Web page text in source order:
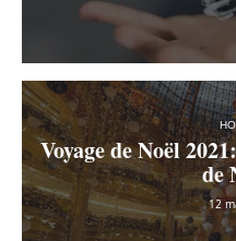
Voyage de Noël
de
12